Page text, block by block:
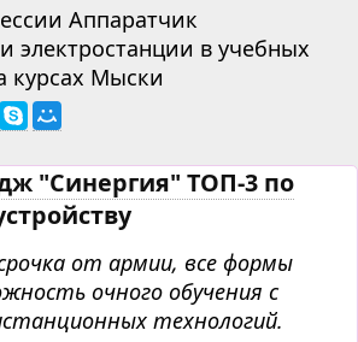
Аппаратчик
электростанции в учебных
курсах Мыски
"Синергия" ТОП-3 по
от армии, все формы
очного обучения с
технологий.